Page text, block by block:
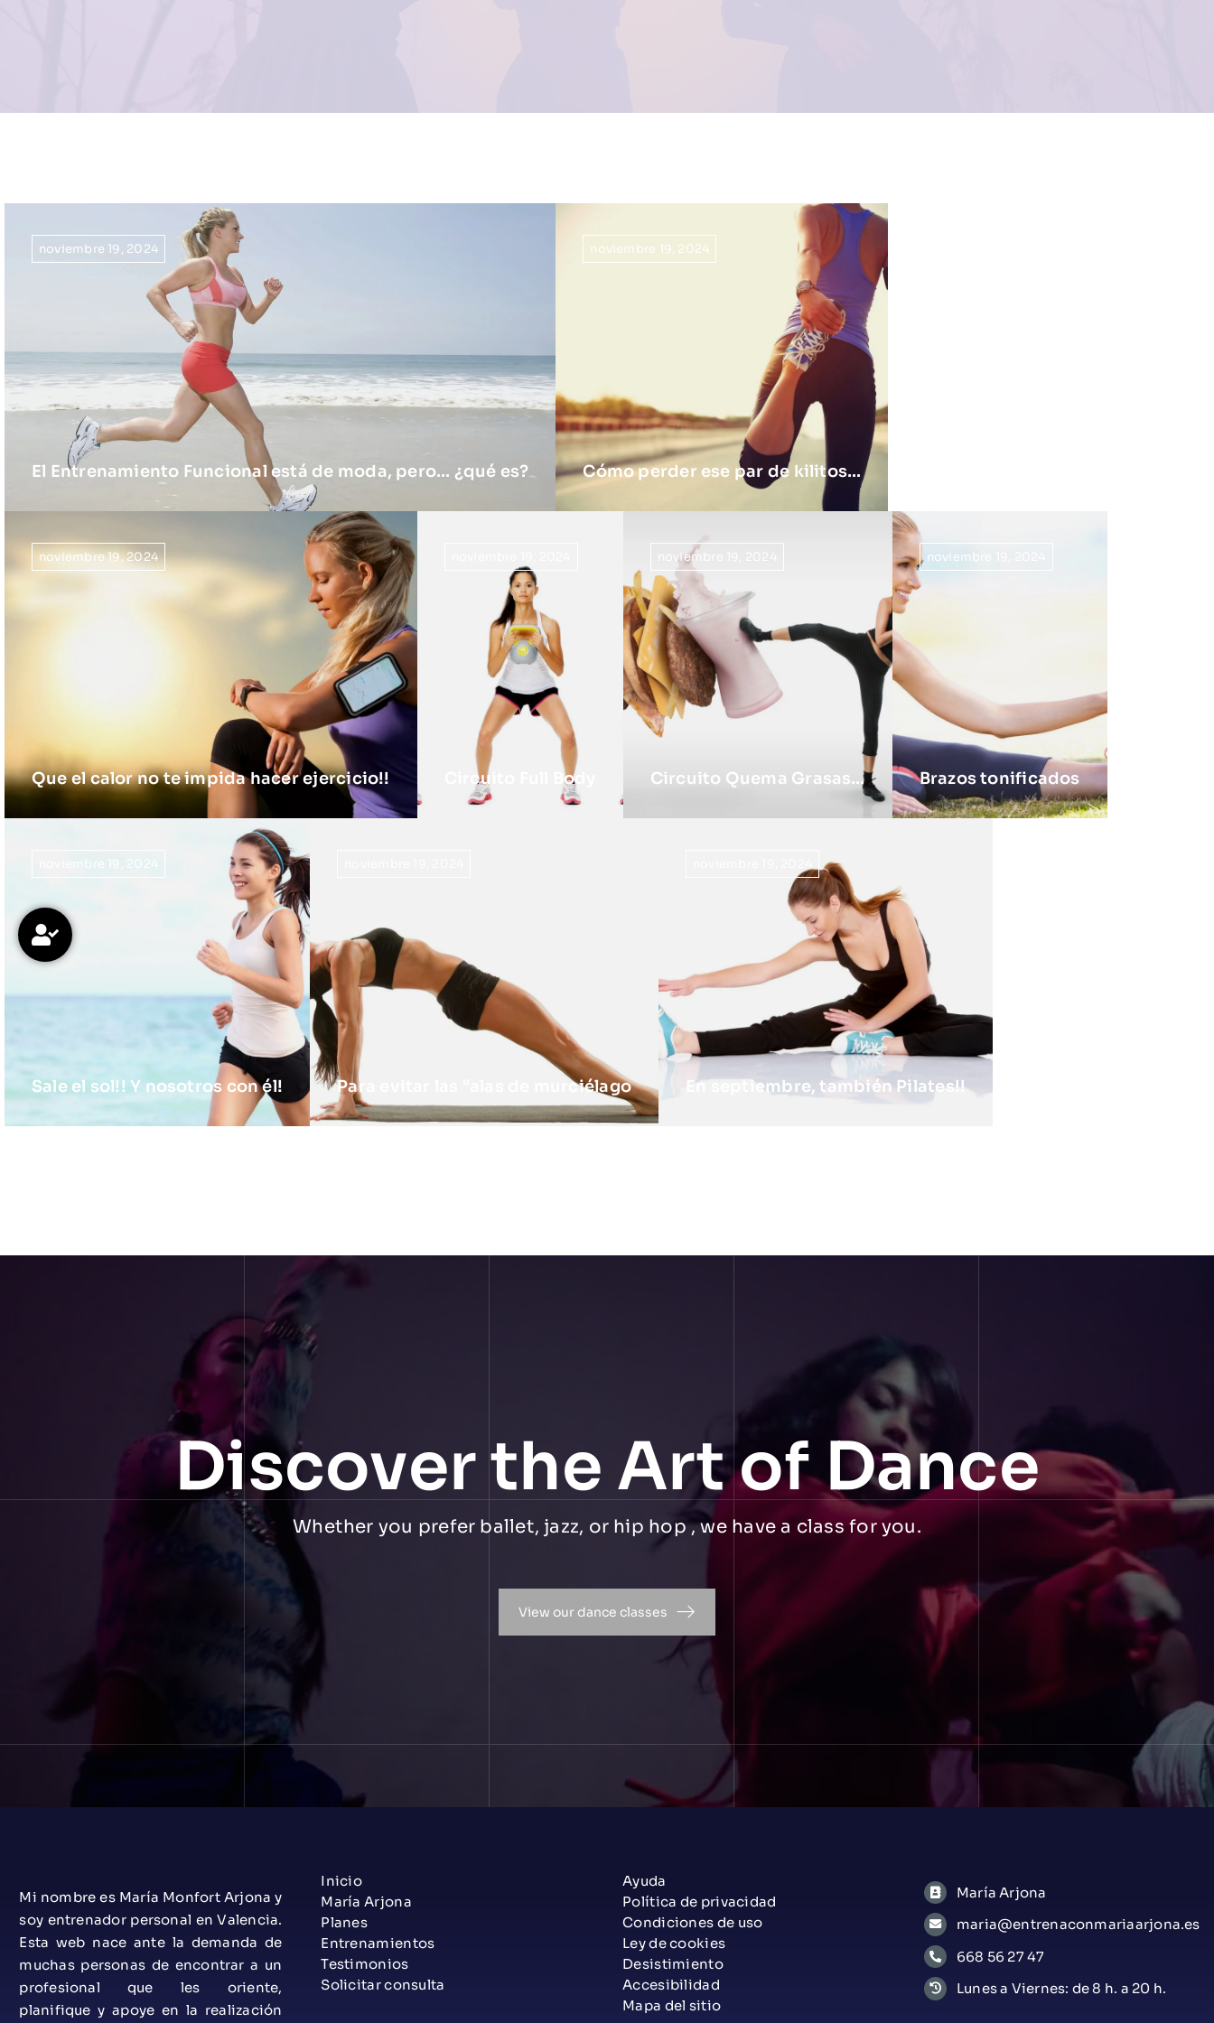
noviembre 19, 2024
El Entrenamiento Funcional está de moda, pero… ¿qué es?
noviembre 19, 2024
Cómo perder ese par de kilitos…
noviembre 19, 2024
Que el calor no te impida hacer ejercicio!! Circuito Full Body
noviembre 19, 2024
Circuito Quema Grasas…
noviembre 19, 2024
Brazos tonificados
noviembre 19, 2024
Sale el sol!! Y nosotros con él! Para evitar las “alas de murciélago En septiembre, también Pilates!!
Discover the Art of Dance
Whether you prefer ballet, jazz, or hip hop , we have a class for you.
View our dance classes
Mi nombre es María Monfort Arjona y
soy entrenador personal en Valencia.
Esta web nace ante la demanda de
muchas personas de encontrar a un
profesional que les oriente,
planifique y apoye en la realización
Inicio
María Arjona
Planes
Entrenamientos
Testimonios
Solicitar consulta
Ayuda
Política de privacidad
Condiciones de uso
Ley de cookies
Desistimiento
Accesibilidad
Mapa del sitio
María Arjona
maria@entrenaconmariaarjona.es
668 56 27 47
Lunes a Viernes: de 8 h. a 20 h.